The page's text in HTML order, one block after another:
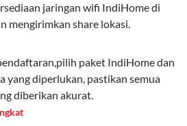
dan stabil dengan fleksibilitas
bervariasi sesuai kebutuhan.
pilihan paket yang
hemat hingga premium.
sesuai kebutuhan, baik untuk
atau hiburan.
jaringan wifi IndiHome di
mengirimkan share lokasi.
paket IndiHome dan
yang diperlukan, pastikan semua
diberikan akurat.